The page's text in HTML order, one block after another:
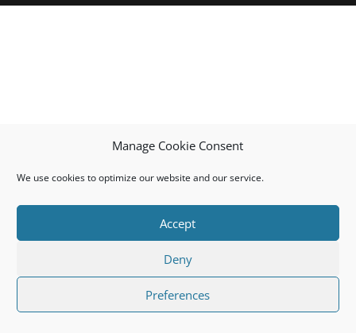
Manage Cookie Consent
We use cookies to optimize our website and our service.
Accept
Deny
Preferences